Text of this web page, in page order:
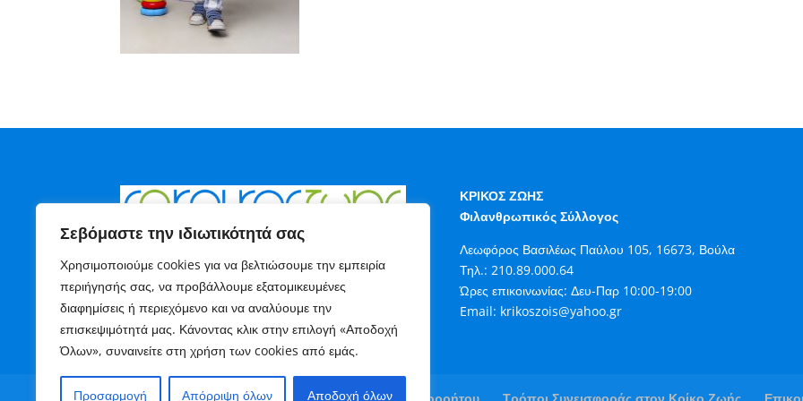
Σεβόμαστε την ιδιωτικότητά σας
Χρησιμοποιούμε cookies για να βελτιώσουμε την εμπειρία
περιήγησής σας, να προβάλλουμε εξατομικευμένες
διαφημίσεις ή περιεχόμενο και να αναλύουμε την
επισκεψιμότητά μας. Κάνοντας κλικ στην επιλογή «Αποδοχή
Όλων», συναινείτε στη χρήση των cookies από εμάς.
Προσαρμογή Απόρριψη όλων Αποδοχή όλων
ΚΡΙΚΟΣ ΖΩΗΣ
Φιλανθρωπικός Σύλλογος
Λεωφόρος Βασιλέως Παύλου 105, 16673, Βούλα
Τηλ.: 210.89.000.64
Ώρες επικοινωνίας: Δευ-Παρ 10:00-19:00
Email: krikoszois@yahoo.gr